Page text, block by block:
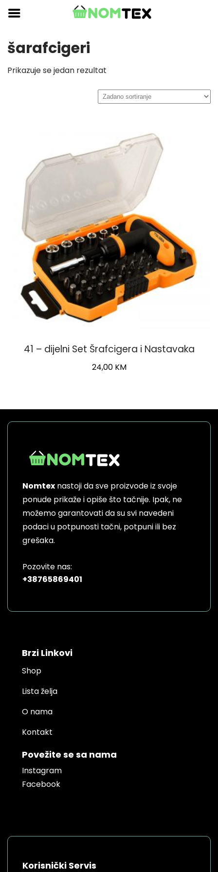
Skip
content
šarafcigeri
Prikazuje se jedan rezultat
41 – dijelni Set Šrafcigera i Nastavaka
24,00 KM
Nomtex nastoji da sve proizvode iz svoje
ponude prikaže i opiše što tačnije. Ipak, ne
možemo garantovati da su svi navedeni
podaci u potpunosti tačni, potpuni ili bez
grešaka.
Pozovite nas:
+38765869401
Brzi Linkovi
Shop
Lista želja
O nama
Kontakt
Povežite se sa nama
Instagram
Facebook
Korisnički Servis